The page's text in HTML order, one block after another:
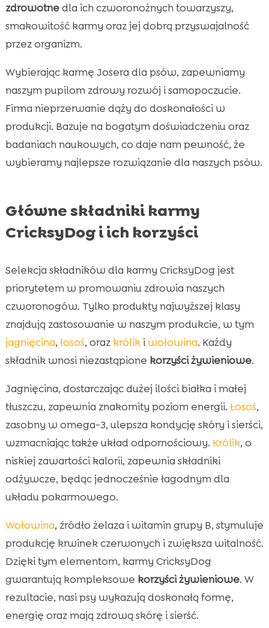
zdrowotnedla ich czworonożnych towarzyszy,
smakowitość karmy oraz jej dobrą przyswajalność
przez organizm.
Wybierając karmę Josera dla psów, zapewniamy
naszym pupilom zdrowy rozwój i samopoczucie.
Firma nieprzerwanie dąży do doskonałości w
produkcji. Bazuje na bogatym doświadczeniu oraz
badaniach naukowych, co daje nam pewność, że
wybieramy najlepsze rozwiązanie dla naszych psów.
Główne składniki karmy
CricksyDog i ich korzyści
Selekcja składników dla karmy CricksyDog jest
priorytetem w promowaniu zdrowia naszych
czworonogów. Tylko produkty najwyższej klasy
znajdują zastosowanie w naszym produkcie, w tym
jagnięcina, łosoś, oraz królikiwołowina. Każdy
składnik wnosi niezastąpione korzyści żywieniowe.
Jagnięcina, dostarczając dużej ilości białka i małej
tłuszczu, zapewnia znakomity poziom energii. Łosoś,
zasobny w omega-3, ulepsza kondycję skóry i sierści,
wzmacniając także układ odpornościowy. Królik, o
niskiej zawartości kalorii, zapewnia składniki
odżywcze, będąc jednocześnie łagodnym dla
układu pokarmowego.
Wołowina, źródło żelaza i witamin grupy B, stymuluje
produkcję krwinek czerwonych i zwiększa witalność.
Dzięki tym elementom, karmy CricksyDog
gwarantują kompleksowe korzyści żywieniowe. W
rezultacie, nasi psy wykazują doskonałą formę,
energię oraz mają zdrową skórę i sierść.